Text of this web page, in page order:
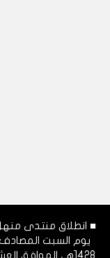
■ انطلاق منتدى منهل
يوم السبت
1428هـ، الموافق